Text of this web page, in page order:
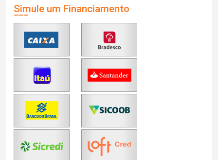
Simule um Financiamento